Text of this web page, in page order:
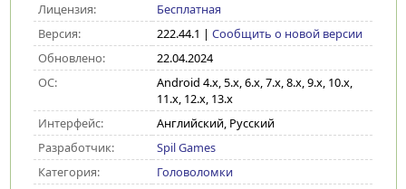
Лицензия:
Бесплатная
Версия:
222.44.1 | Сообщить о новой версии
Обновлено:
22.04.2024
ОС:
Android 4.x, 5.x, 6.x, 7.x, 8.x, 9.x, 10.x,
11.x, 12.x, 13.x
Интерфейс:
Английский, Русский
Разработчик:
Spil Games
Категория:
Головоломки